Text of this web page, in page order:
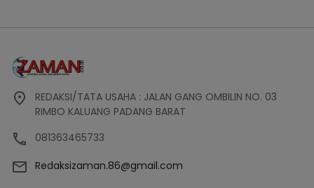
REDAKSI/TATA USAHA : JALAN GANG OMBILIN NO. 03
RIMBO KALUANG PADANG BARAT
081363465733
Redaksizaman.86@gmail.com